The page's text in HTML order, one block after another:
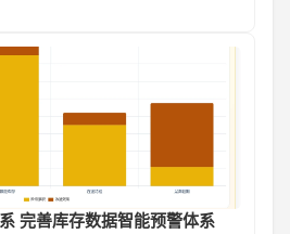
完善库存数据智能预警体系